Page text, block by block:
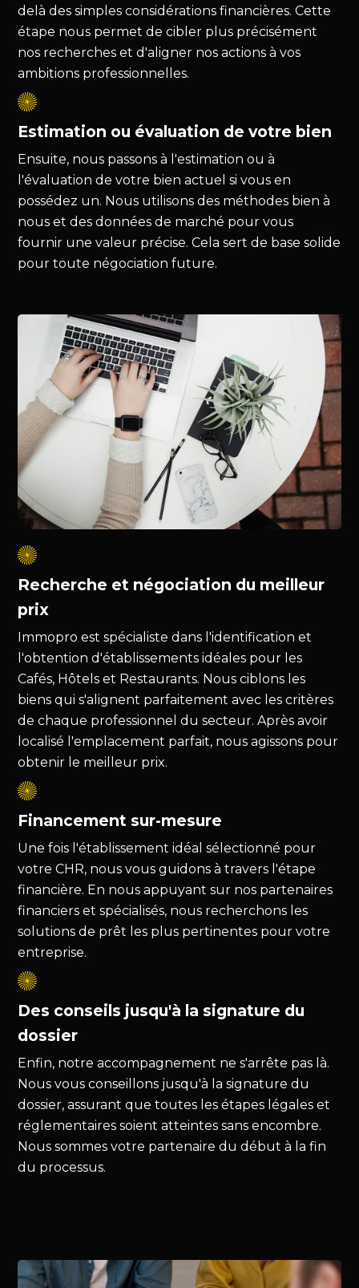
delà des simples considérations financières. Cette
étape nous permet de cibler plus précisément
nos recherches et d'aligner nos actions à vos
ambitions professionnelles.
Estimation ou évaluation de votre bien
Ensuite, nous passons à l'estimation ou à
l'évaluation de votre bien actuel si vous en
possédez un. Nous utilisons des méthodes bien à
nous et des données de marché pour vous
fournir une valeur précise. Cela sert de base solide
pour toute négociation future.
Recherche et négociation du meilleur
prix
Immopro est spécialiste dans l'identification et
l'obtention d'établissements idéales pour les
Cafés, Hôtels et Restaurants. Nous ciblons les
biens qui s'alignent parfaitement avec les critères
de chaque professionnel du secteur. Après avoir
localisé l'emplacement parfait, nous agissons pour
obtenir le meilleur prix.
Financement sur-mesure
Une fois l'établissement idéal sélectionné pour
votre CHR, nous vous guidons à travers l'étape
financière. En nous appuyant sur nos partenaires
financiers et spécialisés, nous recherchons les
solutions de prêt les plus pertinentes pour votre
entreprise.
Des conseils jusqu'à la signature du
dossier
Enfin, notre accompagnement ne s'arrête pas là.
Nous vous conseillons jusqu'à la signature du
dossier, assurant que toutes les étapes légales et
réglementaires soient atteintes sans encombre.
Nous sommes votre partenaire du début à la fin
du processus.